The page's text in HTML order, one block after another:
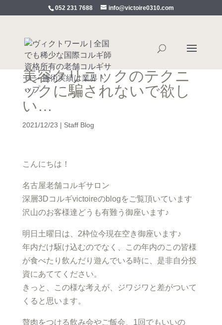
052 231 7688 info@victoire0310.com
美容クリニックのテクニ
ックに騙されないで欲し
い…
2021/12/23 | Staff Blog
こんにちは！
名古屋老舗コルギサロン
深層3Dコルギvictoireのblogをご覧頂いています
沢山のお客様達どうも有難う御座います♪
明日土曜日は、2枠位今現在空き御座います♪
年内だけ駆け込むのでなく、この年内のこの皆様
が食べたり飲んだり遊んでいる時に、是非自分投
資にあててください。
きっと、この様な考えが、ジワジワと差がついて
くると思います。
贅肉をつける飲み会やご飯会、1回でもいいの